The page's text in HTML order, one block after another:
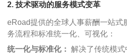
2. 技术驱动的服务模式变革
eRoad提供的全球人事薪酬一站式
务流程和标准统一化、可视化：
统一化与标准化： 解决了传统模式